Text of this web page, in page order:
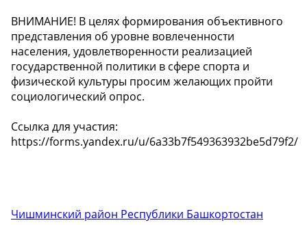
ВНИМАНИЕ! В целях формирования объективного
представления об уровне вовлеченности
населения, удовлетворенности реализацией
государственной политики в сфере спорта и
физической культуры просим желающих пройти
социологический опрос.
Ссылка для участия:
https://forms.yandex.ru/u/6a33b7f549363932be5d79f2/
Чишминский район Республики Башкортостан